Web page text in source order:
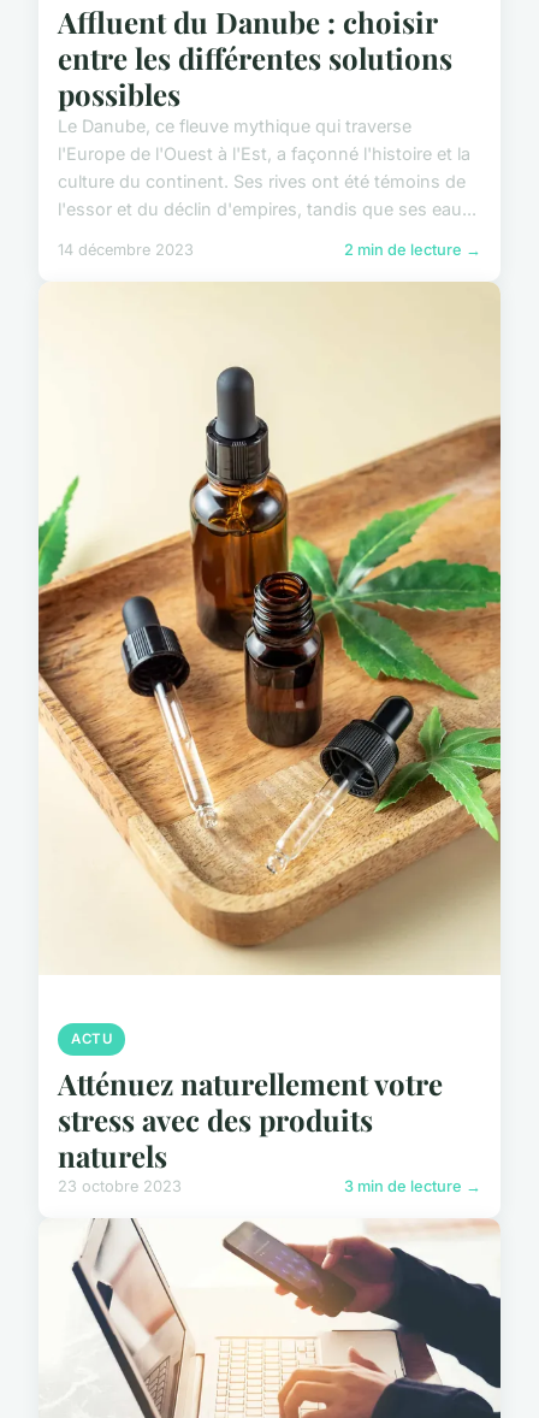
Affluent du Danube : choisir
entre les différentes solutions
possibles
Le Danube, ce fleuve mythique qui traverse
l'Europe de l'Ouest à l'Est, a façonné l'histoire et la
culture du continent. Ses rives ont été témoins de
l'essor et du déclin d'empires, tandis que ses eau...
14 décembre 2023 2 min de lecture →
ACTU
Atténuez naturellement votre
stress avec des produits
naturels
23 octobre 2023 3 min de lecture →